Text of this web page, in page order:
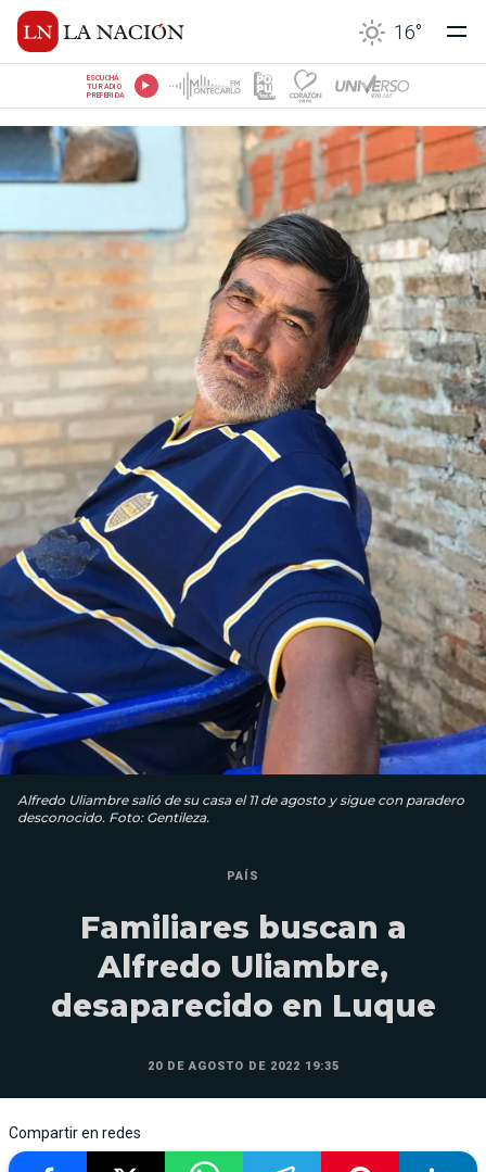
16°
ESCUCHÁ
TU RADIO
PREFERIDA
Alfredo Uliambre salió de su casa el 11 de agosto y sigue con paradero
desconocido. Foto: Gentileza.
PAÍS
Familiares buscan a
Alfredo Uliambre,
desaparecido en Luque
20 DE AGOSTO DE 2022 19:35
Compartir en redes